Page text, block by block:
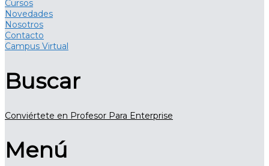
Cursos
Novedades
Nosotros
Contacto
Campus Virtual
Buscar
Conviértete en Profesor Para Enterprise
Menú